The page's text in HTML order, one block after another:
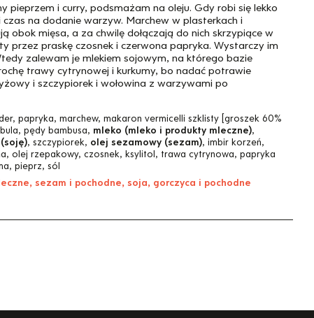
pieprzem i curry, podsmażam na oleju. Gdy robi się lekko
na dodanie warzyw. Marchew w plasterkach i
obok mięsa, a za chwilę dołączają do nich skrzypiące w
przez praskę czosnek i czerwona papryka. Wystarczy im
zalewam je mlekiem sojowym, na którego bazie
trawy cytrynowej i kurkumy, bo nadać potrawie
i szczypiorek i wołowina z warzywami po
papryka, marchew, makaron vermicelli szklisty [groszek 60%
pędy bambusa, mleko (mleko i produkty mleczne),
, szczypiorek, olej sezamowy (sezam), imbir korzeń,
olej rzepakowy, czosnek, ksylitol, trawa cytrynowa, papryka
pieprz, sól
sezam i pochodne, soja, gorczyca i pochodne